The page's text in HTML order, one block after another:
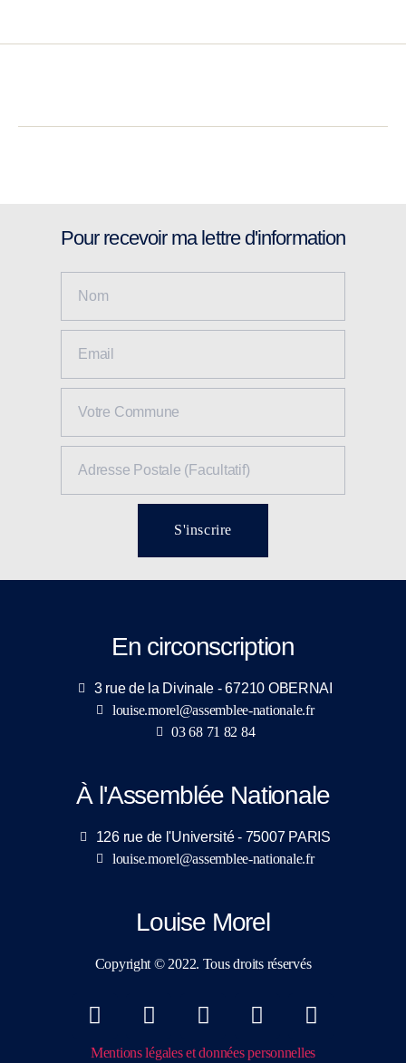
Pour recevoir ma lettre d'information
S'inscrire
En circonscription
3 rue de la Divinale - 67210 OBERNAI
louise.morel@assemblee-nationale.fr
03 68 71 82 84
À l'Assemblée Nationale
126 rue de l'Université - 75007 PARIS
louise.morel@assemblee-nationale.fr
Louise Morel
Copyright © 2022. Tous droits réservés
Mentions légales et données personnelles